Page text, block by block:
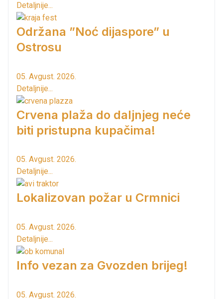
Detaljnije...
Održana ”Noć dijaspore” u
Ostrosu
05. Avgust. 2026.
Detaljnije...
Crvena plaža do daljnjeg neće
biti pristupna kupačima!
05. Avgust. 2026.
Detaljnije...
Lokalizovan požar u Crmnici
05. Avgust. 2026.
Detaljnije...
Info vezan za Gvozden brijeg!
05. Avgust. 2026.